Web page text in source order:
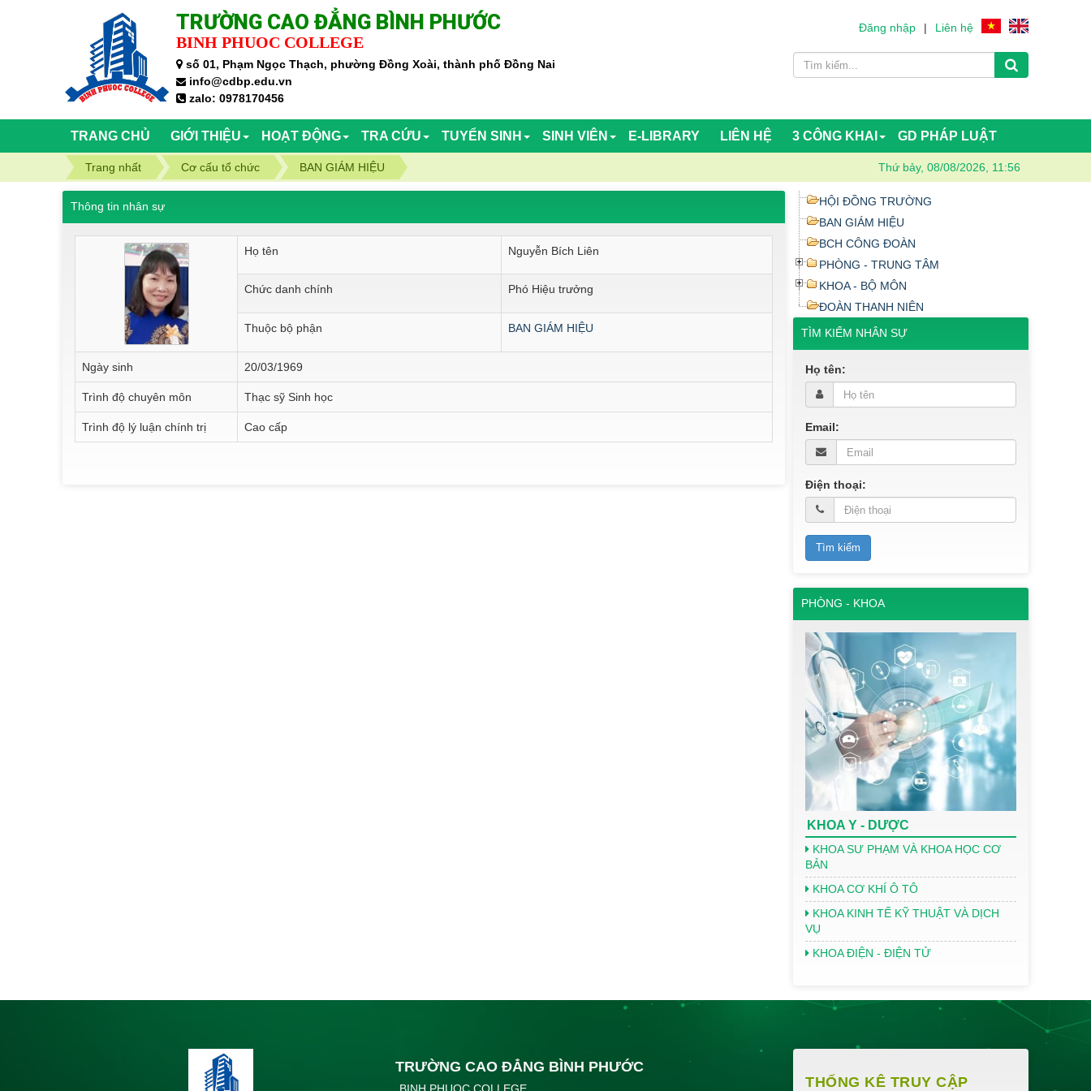
TRƯỜNG CAO ĐẲNG BÌNH PHƯỚC
BINH PHUOC COLLEGE
số 01, Phạm Ngọc Thạch, phường Đồng Xoài, thành phố Đồng Nai
info@cdbp.edu.vn
zalo: 0978170456
Đăng nhập | Liên hệ
TRANG CHỦ GIỚI THIỆU HOẠT ĐỘNG TRA CỨU TUYỂN SINH SINH VIÊN E-LIBRARY LIÊN HỆ 3 CÔNG KHAI GD PHÁP LUẬT
Trang nhất Cơ cấu tổ chức BAN GIÁM HIỆU Thứ bảy, 08/08/2026, 11:56
Thông tin nhân sự
Họ tên Nguyễn Bích Liên
Chức danh chính Phó Hiệu trưởng
Thuộc bộ phận BAN GIÁM HIỆU
Ngày sinh 20/03/1969
Trình độ chuyên môn Thạc sỹ Sinh học
Trình độ lý luận chính trị Cao cấp
HỘI ĐỒNG TRƯỜNG
BAN GIÁM HIỆU
BCH CÔNG ĐOÀN
PHÒNG - TRUNG TÂM
KHOA - BỘ MÔN
ĐOÀN THANH NIÊN
TÌM KIẾM NHÂN SỰ
Họ tên:
Email:
Điện thoại:
PHÒNG - KHOA
KHOA Y - DƯỢC
KHOA SƯ PHẠM VÀ KHOA HỌC CƠ
BẢN
KHOA CƠ KHÍ Ô TÔ
KHOA KINH TẾ KỸ THUẬT VÀ DỊCH
VỤ
KHOA ĐIỆN - ĐIỆN TỬ
TRƯỜNG CAO ĐẲNG BÌNH PHƯỚC
THỐNG KÊ TRUY CẬP